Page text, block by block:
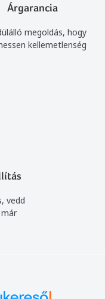
Árgarancia
megoldás, hogy
kellemetlenség
vedd